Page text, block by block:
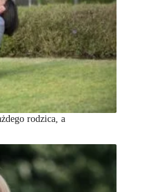
rodzica, a